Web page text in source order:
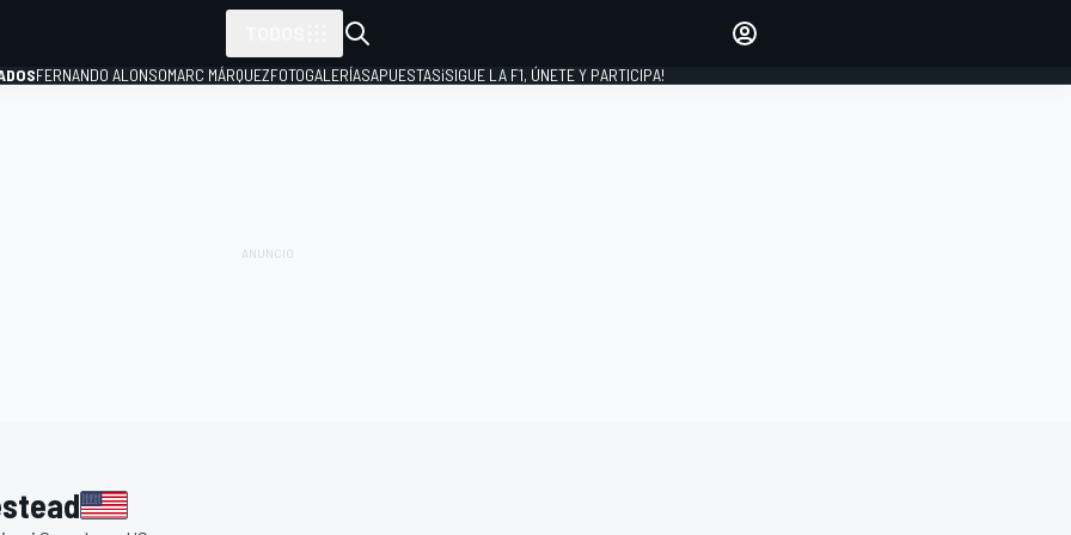
FERNANDO ALONSOMARC MÁRQUEZFOTOGALERÍASAPUESTAS¡SIGUE LA F1, ÚNETE Y PARTICIPA!